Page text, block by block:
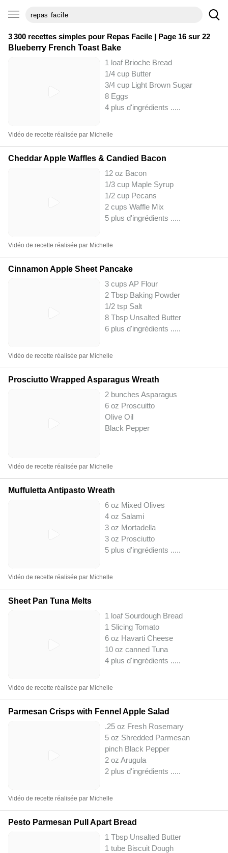
3 300 recettes simples pour Repas Facile | Page 16 sur 22
Blueberry French Toast Bake
1 loaf Brioche Bread
1/4 cup Butter
3/4 cup Light Brown Sugar
8 Eggs
4 plus d'ingrédients .....
Vidéo de recette réalisée par Michelle
Cheddar Apple Waffles & Candied Bacon
12 oz Bacon
1/3 cup Maple Syrup
1/2 cup Pecans
2 cups Waffle Mix
5 plus d'ingrédients .....
Vidéo de recette réalisée par Michelle
Cinnamon Apple Sheet Pancake
3 cups AP Flour
2 Tbsp Baking Powder
1/2 tsp Salt
8 Tbsp Unsalted Butter
6 plus d'ingrédients .....
Vidéo de recette réalisée par Michelle
Prosciutto Wrapped Asparagus Wreath
2 bunches Asparagus
6 oz Proscuitto
Olive Oil
Black Pepper
Vidéo de recette réalisée par Michelle
Muffuletta Antipasto Wreath
6 oz Mixed Olives
4 oz Salami
3 oz Mortadella
3 oz Prosciutto
5 plus d'ingrédients .....
Vidéo de recette réalisée par Michelle
Sheet Pan Tuna Melts
1 loaf Sourdough Bread
1 Slicing Tomato
6 oz Havarti Cheese
10 oz canned Tuna
4 plus d'ingrédients .....
Vidéo de recette réalisée par Michelle
Parmesan Crisps with Fennel Apple Salad
.25 oz Fresh Rosemary
5 oz Shredded Parmesan
pinch Black Pepper
2 oz Arugula
2 plus d'ingrédients .....
Vidéo de recette réalisée par Michelle
Pesto Parmesan Pull Apart Bread
1 Tbsp Unsalted Butter
1 tube Biscuit Dough